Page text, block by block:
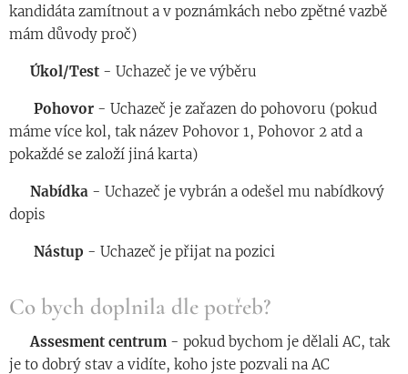
kandidáta zamítnout a v poznámkách nebo zpětné vazbě
mám důvody proč)
Úkol/Test - Uchazeč je ve výběru
Pohovor - Uchazeč je zařazen do pohovoru (pokud
máme více kol, tak název Pohovor 1, Pohovor 2 atd a
pokaždé se založí jiná karta)
Nabídka - Uchazeč je vybrán a odešel mu nabídkový
dopis
Nástup - Uchazeč je přijat na pozici
Co bych doplnila dle potřeb?
Assesment centrum - pokud bychom je dělali AC, tak
je to dobrý stav a vidíte, koho jste pozvali na AC